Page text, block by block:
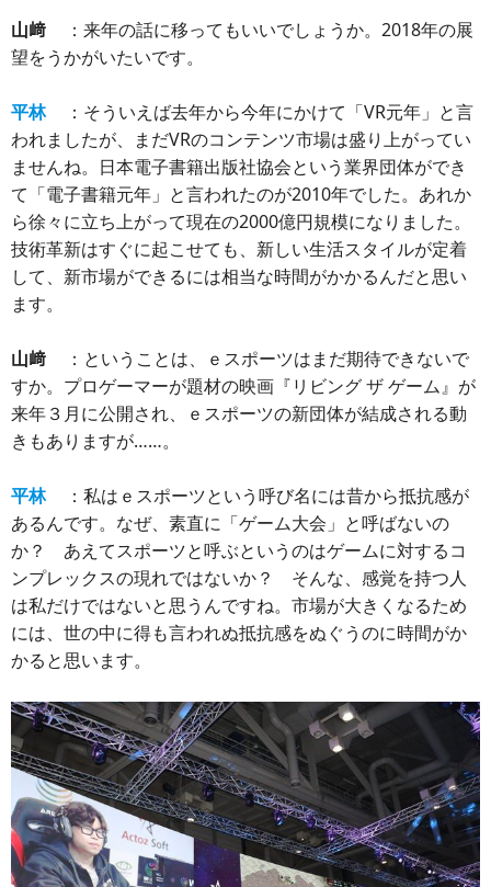
山﨑
：来年の話に移ってもいいでしょうか。2018年の展
望をうかがいたいです。
平林
：そういえば去年から今年にかけて「VR元年」と言
われましたが、まだVRのコンテンツ市場は盛り上がってい
ませんね。日本電子書籍出版社協会という業界団体ができ
て「電子書籍元年」と言われたのが2010年でした。あれか
ら徐々に立ち上がって現在の2000億円規模になりました。
技術革新はすぐに起こせても、新しい生活スタイルが定着
して、新市場ができるには相当な時間がかかるんだと思い
ます。
山﨑
：ということは、ｅスポーツはまだ期待できないで
すか。プロゲーマーが題材の映画『リビング ザ ゲーム』が
来年３月に公開され、ｅスポーツの新団体が結成される動
きもありますが……。
平林
：私はｅスポーツという呼び名には昔から抵抗感が
あるんです。なぜ、素直に「ゲーム大会」と呼ばないの
か？ あえてスポーツと呼ぶというのはゲームに対するコ
ンプレックスの現れではないか？ そんな、感覚を持つ人
は私だけではないと思うんですね。市場が大きくなるため
には、世の中に得も言われぬ抵抗感をぬぐうのに時間がか
かると思います。